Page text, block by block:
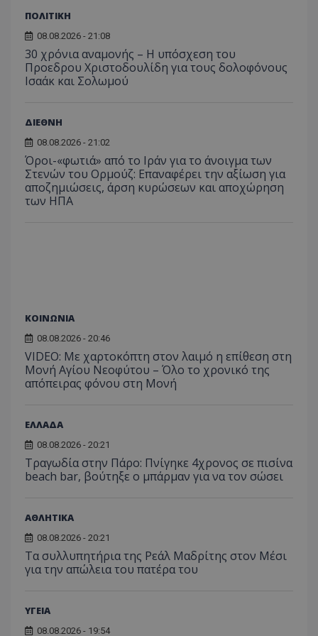
ΠΟΛΙΤΙΚΗ
08.08.2026 - 21:08
30 χρόνια αναμονής – Η υπόσχεση του
Προεδρου Χριστοδουλίδη για τους δολοφόνους
Ισαάκ και Σολωμού
ΔΙΕΘΝΗ
08.08.2026 - 21:02
Όροι-«φωτιά» από το Ιράν για το άνοιγμα των
Στενών του Ορμούζ: Επαναφέρει την αξίωση για
αποζημιώσεις, άρση κυρώσεων και αποχώρηση
των ΗΠΑ
ΚΟΙΝΩΝΙΑ
08.08.2026 - 20:46
VIDEO: Με χαρτοκόπτη στον λαιμό η επίθεση στη
Μονή Αγίου Νεοφύτου – Όλο το χρονικό της
απόπειρας φόνου στη Μονή
ΕΛΛΑΔΑ
08.08.2026 - 20:21
Τραγωδία στην Πάρο: Πνίγηκε 4χρονος σε πισίνα
beach bar, βούτηξε ο μπάρμαν για να τον σώσει
ΑΘΛΗΤΙΚΑ
08.08.2026 - 20:21
Τα συλλυπητήρια της Ρεάλ Μαδρίτης στον Μέσι
για την απώλεια του πατέρα του
ΥΓΕΙΑ
08.08.2026 - 19:54
VISITOR_PRIVACY_METADATA
YouTube
.youtube.com